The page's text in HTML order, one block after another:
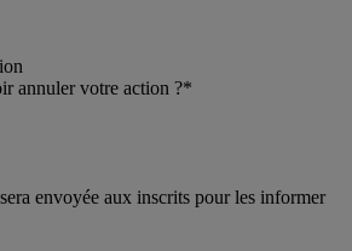
annuler votre action ?*
envoyée aux inscrits pour les informer